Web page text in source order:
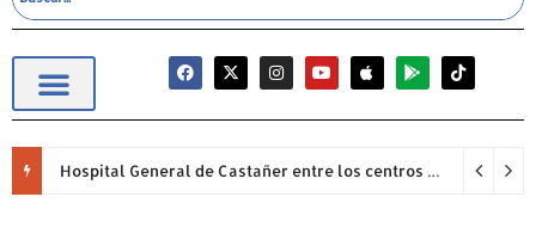
Hospital General de Castañer entre los centros de salud comunitarios con mejor desempeño clínico de Estados Unidos